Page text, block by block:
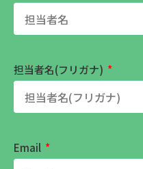
担当者名(フリガナ)
Email